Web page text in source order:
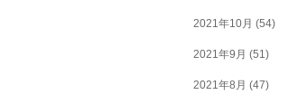
2021年10月 (54)
2021年9月 (51)
2021年8月 (47)